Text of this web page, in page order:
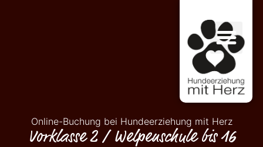
Online-Buchung bei Hundeerziehung mit Herz
Vorklasse 2 / Welpenschule bis 16